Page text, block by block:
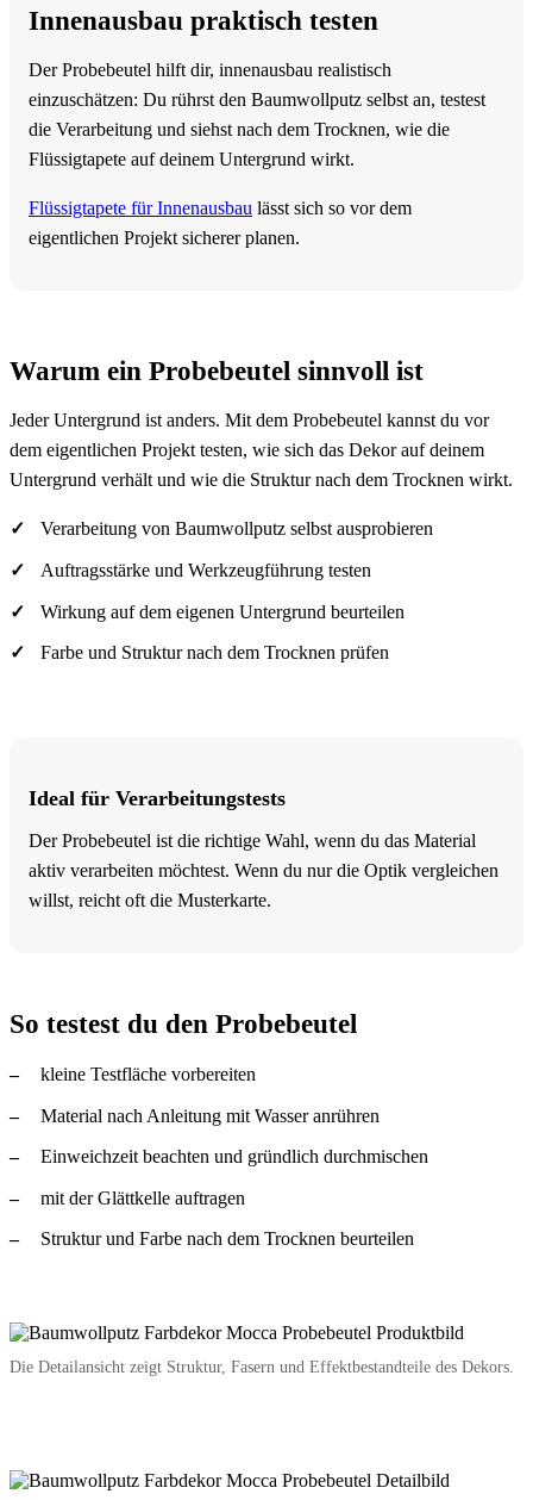
Innenausbau praktisch testen
Der Probebeutel hilft dir, innenausbau realistisch
einzuschätzen: Du rührst den Baumwollputz selbst an, testest
die Verarbeitung und siehst nach dem Trocknen, wie die
Flüssigtapete auf deinem Untergrund wirkt.
Flüssigtapete für Innenausbau lässt sich so vor dem
eigentlichen Projekt sicherer planen.
Warum ein Probebeutel sinnvoll ist
Jeder Untergrund ist anders. Mit dem Probebeutel kannst du vor
dem eigentlichen Projekt testen, wie sich das Dekor auf deinem
Untergrund verhält und wie die Struktur nach dem Trocknen wirkt.
Verarbeitung von Baumwollputz selbst ausprobieren
Auftragsstärke und Werkzeugführung testen
Wirkung auf dem eigenen Untergrund beurteilen
Farbe und Struktur nach dem Trocknen prüfen
Ideal für Verarbeitungstests
Der Probebeutel ist die richtige Wahl, wenn du das Material
aktiv verarbeiten möchtest. Wenn du nur die Optik vergleichen
willst, reicht oft die Musterkarte.
So testest du den Probebeutel
kleine Testfläche vorbereiten
Material nach Anleitung mit Wasser anrühren
Einweichzeit beachten und gründlich durchmischen
mit der Glättkelle auftragen
Struktur und Farbe nach dem Trocknen beurteilen
Die Detailansicht zeigt Struktur, Fasern und Effektbestandteile des Dekors.